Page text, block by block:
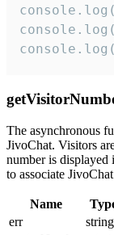
The asynchronous
JivoChat. Visitors
number is displayed
to associate
Name
err
string